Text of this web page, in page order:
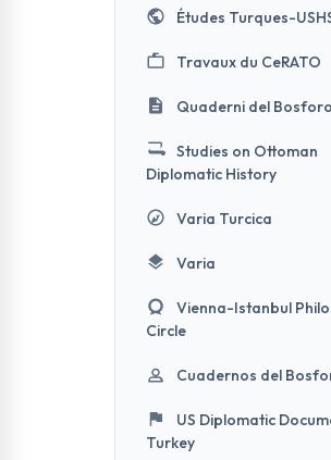
Études Turques-
Travaux du CeRATO
Quaderni del Bosforo
Studies on Ottoman
Diplomatic History
Varia Turcica
Varia
Vienna-Istanbul
Circle
Cuadernos del
US Diplomatic
Turkey